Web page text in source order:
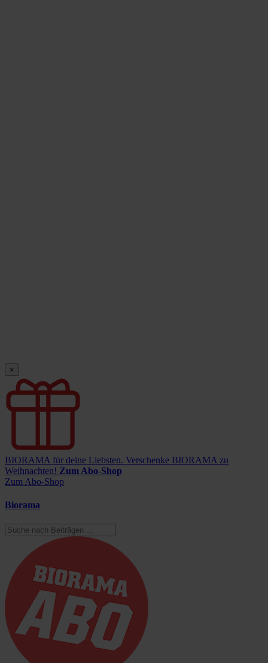
×
BIORAMA für deine Liebsten. Verschenke BIORAMA zu
Weihnachten! Zum Abo-Shop
Zum Abo-Shop
Biorama